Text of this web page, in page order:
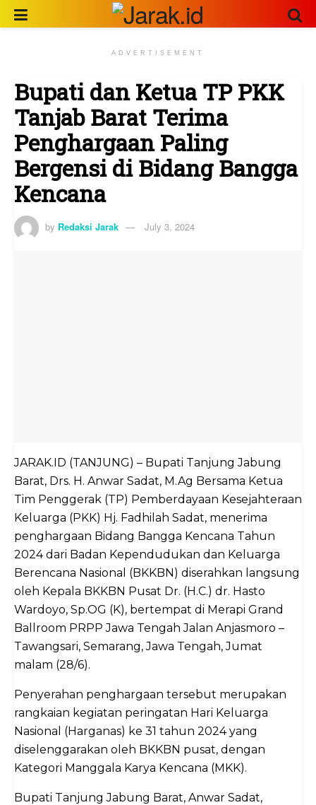
ADVERTISEMENT
Bupati dan Ketua TP PKK
Tanjab Barat Terima
Penghargaan Paling
Bergensi di Bidang Bangga
Kencana
by Redaksi Jarak July 3, 2024
JARAK.ID (TANJUNG) – Bupati Tanjung Jabung
Barat, Drs. H. Anwar Sadat, M.Ag Bersama Ketua
Tim Penggerak (TP) Pemberdayaan Kesejahteraan
Keluarga (PKK) Hj. Fadhilah Sadat, menerima
penghargaan Bidang Bangga Kencana Tahun
2024 dari Badan Kependudukan dan Keluarga
Berencana Nasional (BKKBN) diserahkan langsung
oleh Kepala BKKBN Pusat Dr. (H.C.) dr. Hasto
Wardoyo, Sp.OG (K), bertempat di Merapi Grand
Ballroom PRPP Jawa Tengah Jalan Anjasmoro –
Tawangsari, Semarang, Jawa Tengah, Jumat
malam (28/6).
Penyerahan penghargaan tersebut merupakan
rangkaian kegiatan peringatan Hari Keluarga
Nasional (Harganas) ke 31 tahun 2024 yang
diselenggarakan oleh BKKBN pusat, dengan
Kategori Manggala Karya Kencana (MKK).
Bupati Tanjung Jabung Barat, Anwar Sadat,